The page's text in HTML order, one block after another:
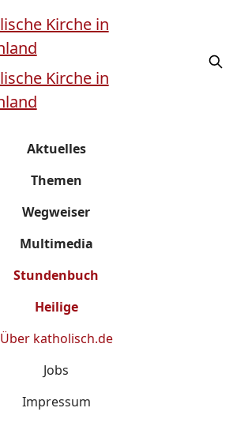
Aktuelles
Themen
Wegweiser
Multimedia
Stundenbuch
Heilige
Über katholisch.de
Jobs
Impressum